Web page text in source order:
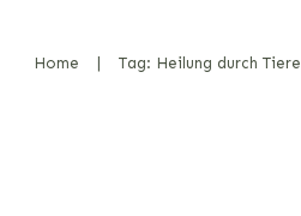
Home Tag: Heilung durch Tiere